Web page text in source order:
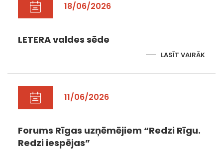
18/06/2026
LETERA valdes sēde
LASĪT VAIRĀK
11/06/2026
Forums Rīgas uzņēmējiem “Redzi Rīgu.
Redzi iespējas”